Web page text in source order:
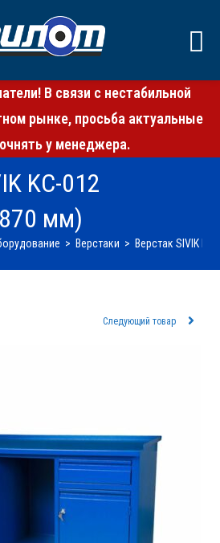
В связи с нестабильной
рынке, просьба актуальные
у менеджера.
KC-012
мм)
> Верстаки > Верстак SIVIK
Следующий товар